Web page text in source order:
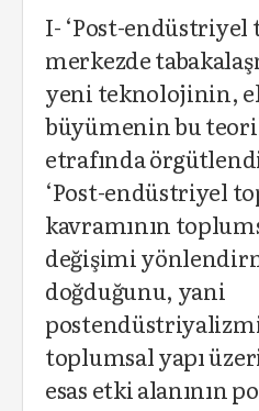
I- ‘Post-endüstriyel
merkezde
yeni teknolojinin,
büyümenin bu
etrafında
‘Post-endüstriyel
kavramının
değişimi
doğduğunu, yani
toplumsal yapı
esas etki alanının